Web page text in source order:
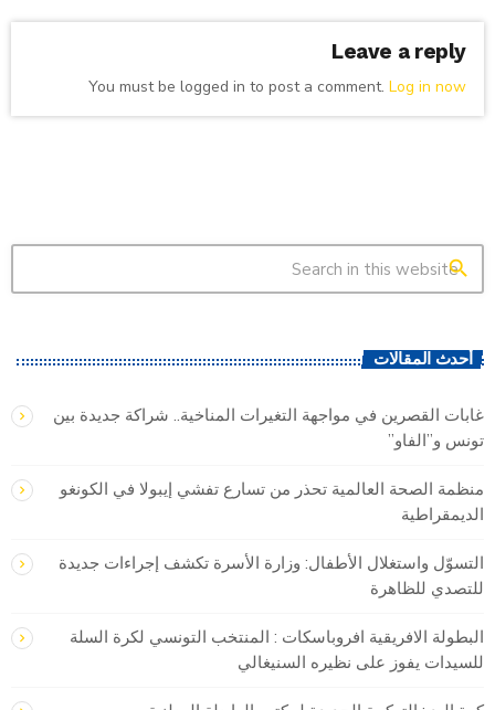
Leave a reply
You must be logged in to post a comment. Log in now
search
أحدث المقالات
غابات القصرين في مواجهة التغيرات المناخية.. شراكة جديدة بين
تونس و”الفاو”
منظمة الصحة العالمية تحذر من تسارع تفشي إيبولا في الكونغو
الديمقراطية
التسوّل واستغلال الأطفال: وزارة الأسرة تكشف إجراءات جديدة
للتصدي للظاهرة
البطولة الافريقية افروباسكات : المنتخب التونسي لكرة السلة
للسيدات يفوز على نظيره السنيغالي